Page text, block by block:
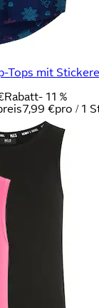
Tops mit
Rabatt- 11 %
7,99 €pro / 1